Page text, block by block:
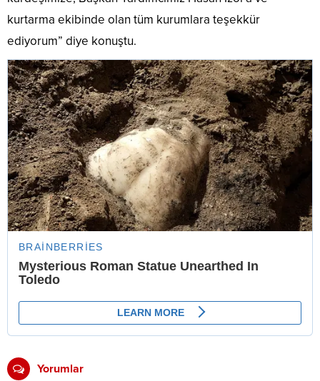
kurtarma ekibinde olan tüm kurumlara teşekkür
ediyorum” diye konuştu.
Yorumlar